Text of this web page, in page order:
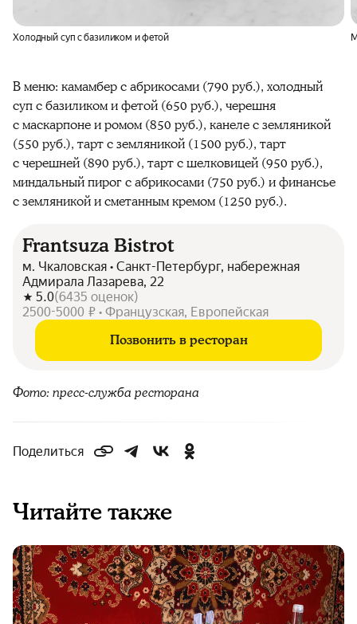
Холодный суп с базиликом и фетой
В меню: камамбер с абрикосами (790 руб.), холодный
суп с базиликом и фетой (650 руб.), черешня
с маскарпоне и ромом (850 руб.), канеле с земляникой
(550 руб.), тарт с земляникой (1500 руб.), тарт
с черешней (890 руб.), тарт с шелковицей (950 руб.),
миндальный пирог с абрикосами (750 руб.) и финансье
с земляникой и сметанным кремом (1250 руб.).
Frantsuza Bistrot
м. Чкаловская • Санкт-Петербург, набережная
Адмирала Лазарева, 22
5.0(6435 оценок)
2500-5000 ₽ • Французская, Европейская
Позвонить в ресторан
Фото: пресс-служба ресторана
Поделиться
Читайте также